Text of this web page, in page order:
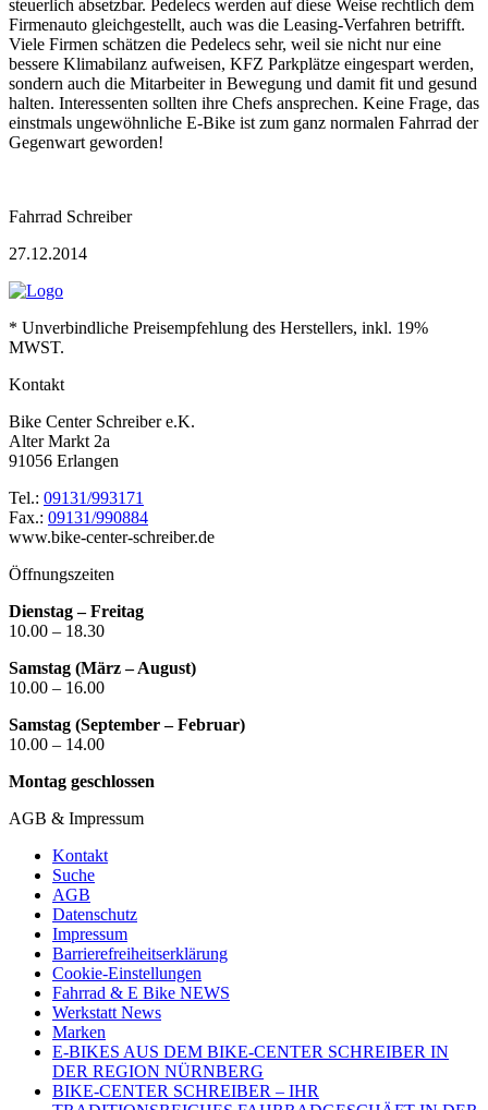
steuerlich absetzbar. Pedelecs werden auf diese Weise rechtlich dem
Firmenauto gleichgestellt, auch was die Leasing-Verfahren betrifft.
Viele Firmen schätzen die Pedelecs sehr, weil sie nicht nur eine
bessere Klimabilanz aufweisen, KFZ Parkplätze eingespart werden,
sondern auch die Mitarbeiter in Bewegung und damit fit und gesund
halten. Interessenten sollten ihre Chefs ansprechen. Keine Frage, das
einstmals ungewöhnliche E-Bike ist zum ganz normalen Fahrrad der
Gegenwart geworden!
Fahrrad Schreiber
27.12.2014
* Unverbindliche Preisempfehlung des Herstellers, inkl. 19%
MWST.
Kontakt
Bike Center Schreiber e.K.
Alter Markt 2a
91056 Erlangen
Tel.: 09131/993171
Fax.: 09131/990884
www.bike-center-schreiber.de
Öffnungszeiten
Dienstag – Freitag
10.00 – 18.30
Samstag (März – August)
10.00 – 16.00
Samstag (September – Februar)
10.00 – 14.00
Montag geschlossen
AGB & Impressum
Kontakt
Suche
AGB
Datenschutz
Impressum
Barrierefreiheitserklärung
Cookie-Einstellungen
Fahrrad & E Bike NEWS
Werkstatt News
Marken
E-BIKES AUS DEM BIKE-CENTER SCHREIBER IN
DER REGION NÜRNBERG
BIKE-CENTER SCHREIBER – IHR